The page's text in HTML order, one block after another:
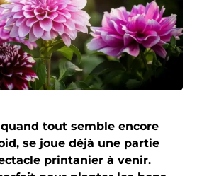
tout semble encore
se joue déjà une partie
printanier à venir.